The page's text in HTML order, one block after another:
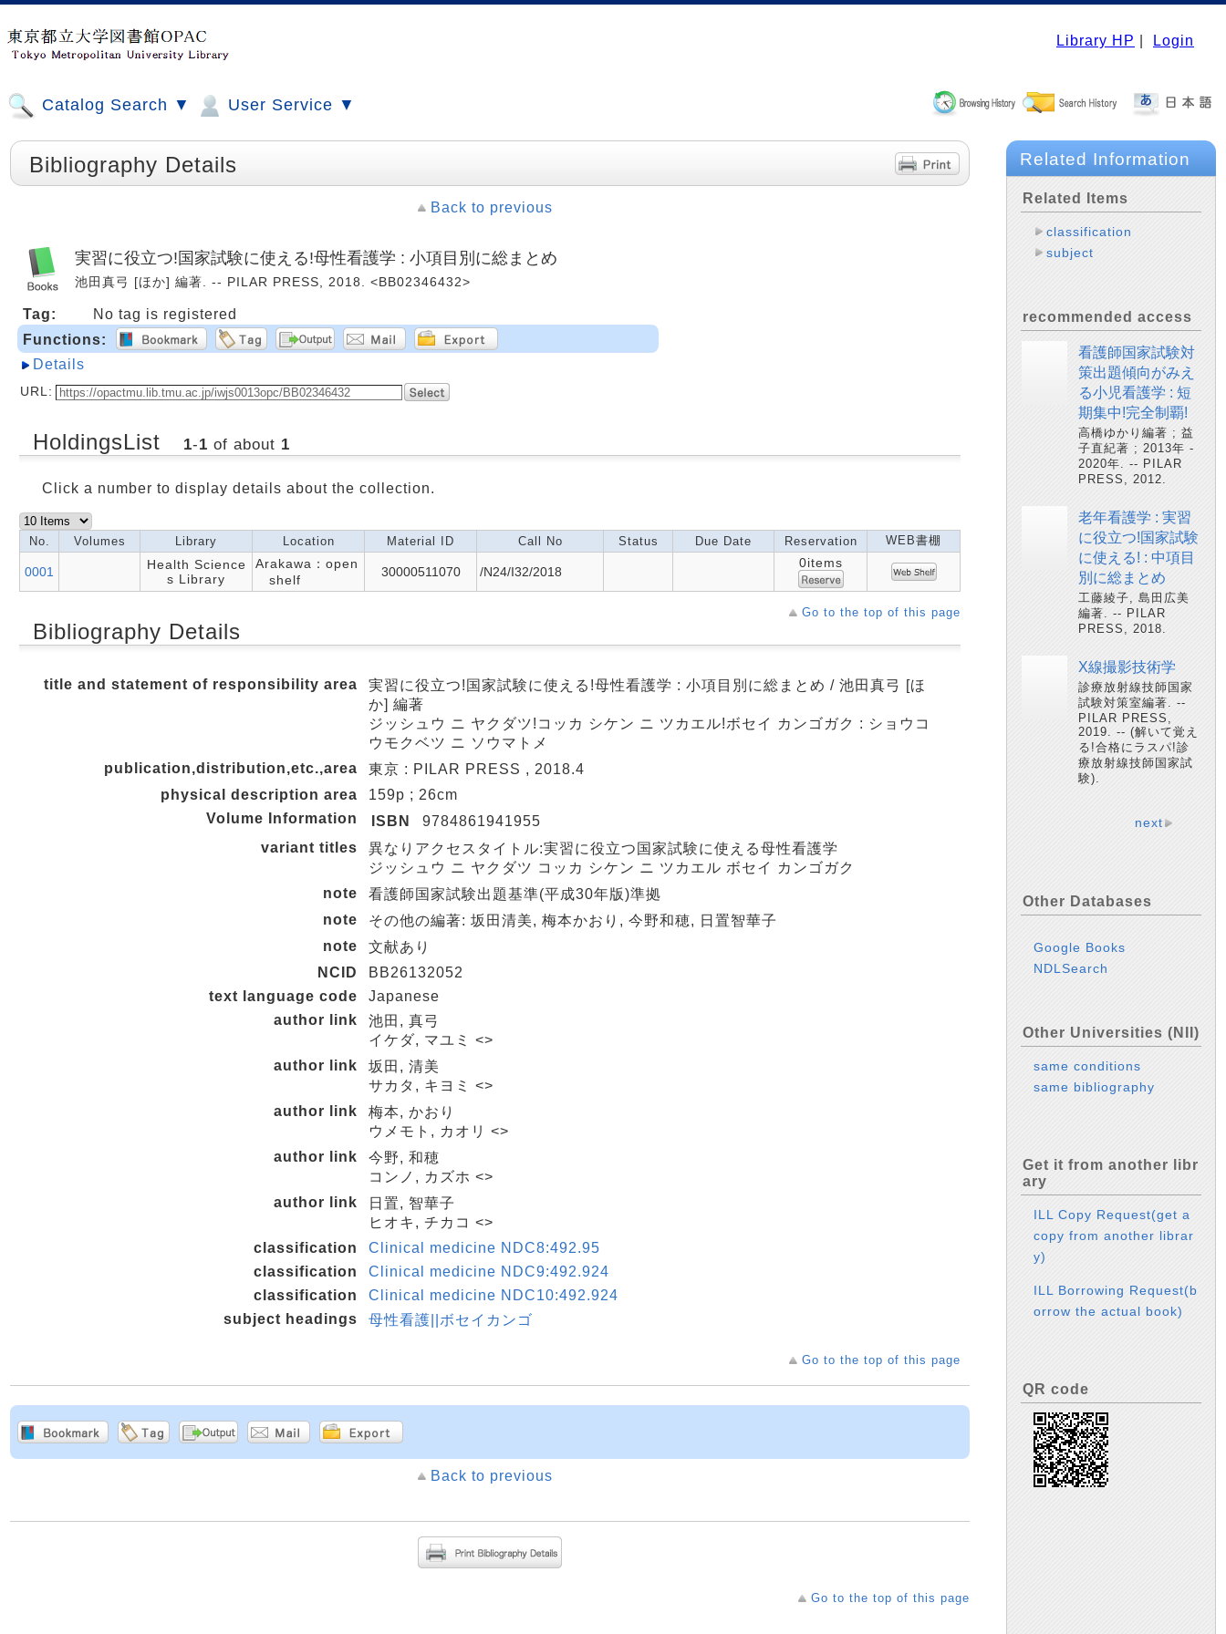
Library HP Login
Catalog Search ▼ User Service ▼
Bibliography Details
Back to previous
実習に役立つ!国家試験に使える!母性看護学 : 小項目別に総まとめ
池田真弓 [ほか] 編著. -- PILAR PRESS, 2018. <BB02346432>
Tag:
No tag is registered
Functions:
Details
URL:
HoldingsList 1-1 of about 1
Click a number to display details about the collection.
No. Volumes Library Location Material ID Call No Status Due Date Reservation WEB書棚
0001
Health Science
s Library
Arakawa：open
shelf
30000511070 /N24/I32/2018
0items
Go to the top of this page
Bibliography Details
title and statement of responsibility area
実習に役立つ!国家試験に使える!母性看護学 : 小項目別に総まとめ / 池田真弓 [ほ
か] 編著
ジッシュウ ニ ヤクダツ!コッカ シケン ニ ツカエル!ボセイ カンゴガク : ショウコ
ウモクベツ ニ ソウマトメ
publication,distribution,etc.,area
東京 : PILAR PRESS , 2018.4
physical description area
159p ; 26cm
Volume Information
ISBN
9784861941955
variant titles
異なりアクセスタイトル:実習に役立つ国家試験に使える母性看護学
ジッシュウ ニ ヤクダツ コッカ シケン ニ ツカエル ボセイ カンゴガク
note
看護師国家試験出題基準(平成30年版)準拠
note
その他の編著: 坂田清美, 梅本かおり, 今野和穂, 日置智華子
note
文献あり
NCID
BB26132052
text language code
Japanese
author link
池田, 真弓
イケダ, マユミ <>
author link
坂田, 清美
サカタ, キヨミ <>
author link
梅本, かおり
ウメモト, カオリ <>
author link
今野, 和穂
コンノ, カズホ <>
author link
日置, 智華子
ヒオキ, チカコ <>
classification
Clinical medicine NDC8:492.95
classification
Clinical medicine NDC9:492.924
classification
Clinical medicine NDC10:492.924
subject headings
母性看護||ボセイカンゴ
Go to the top of this page
Back to previous
Go to the top of this page
Related Information
Related Items
classification
subject
recommended access
看護師国家試験対
策出題傾向がみえ
る小児看護学 : 短
期集中!完全制覇!
高橋ゆかり編著 ; 益
子直紀著 ; 2013年 -
2020年. -- PILAR
PRESS, 2012.
老年看護学 : 実習
に役立つ!国家試験
に使える! : 中項目
別に総まとめ
工藤綾子, 島田広美
編著. -- PILAR
PRESS, 2018.
X線撮影技術学
診療放射線技師国家
試験対策室編著. --
PILAR PRESS,
2019. -- (解いて覚え
る!合格にラスパ!診
療放射線技師国家試
験).
next
Other Databases
Google Books
NDLSearch
Other Universities (NII)
same conditions
same bibliography
Get it from another libr
ary
ILL Copy Request(get a
copy from another librar
y)
ILL Borrowing Request(b
orrow the actual book)
QR code